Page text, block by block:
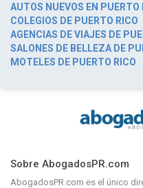
AUTOS NUEVOS EN PUERTO
COLEGIOS DE PUERTO RICO
AGENCIAS DE VIAJES DE
SALONES DE BELLEZA DE
MOTELES DE PUERTO RICO
Sobre AbogadosPR.com
AbogadosPR.com es el único